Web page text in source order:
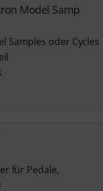
Model Samp
Samples oder Cycles
für Pedale,